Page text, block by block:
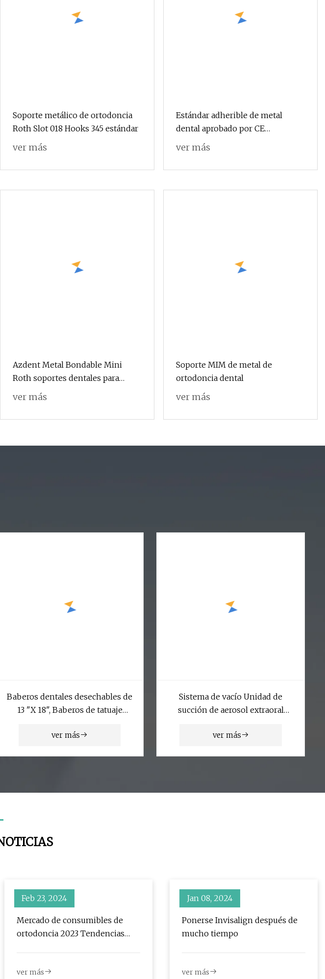
Soporte metálico de ortodoncia
Roth Slot 018 Hooks 345 estándar
ver más
Estándar adherible de metal
dental aprobado por CE
Roth/Mbt. 022 345 ganchos
ver más
Azdent Metal Bondable Mini
Roth soportes dentales para
ortodoncia
ver más
Soporte MIM de metal de
ortodoncia dental
ver más
Baberos dentales desechables de
13 "X 18", Baberos de tatuaje
capas, cubierta de bandeja médica
ver más
Sistema de vacío Unidad de
succión de aerosol extraoral
Laboratorio médico Equipo de
ver más
Feb 23, 2024
Mercado de consumibles de
ortodoncia 2023 Tendencias
Yueyong Medical Equipment,
ver más
Jan 08, 2024
Ponerse Invisalign después de
mucho tiempo
ver más